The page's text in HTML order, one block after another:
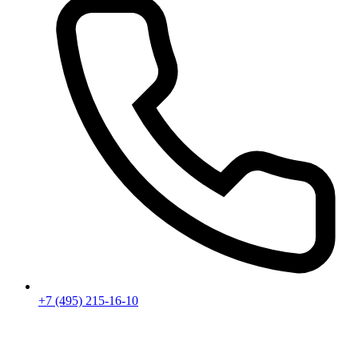
+7 (495) 215-16-10